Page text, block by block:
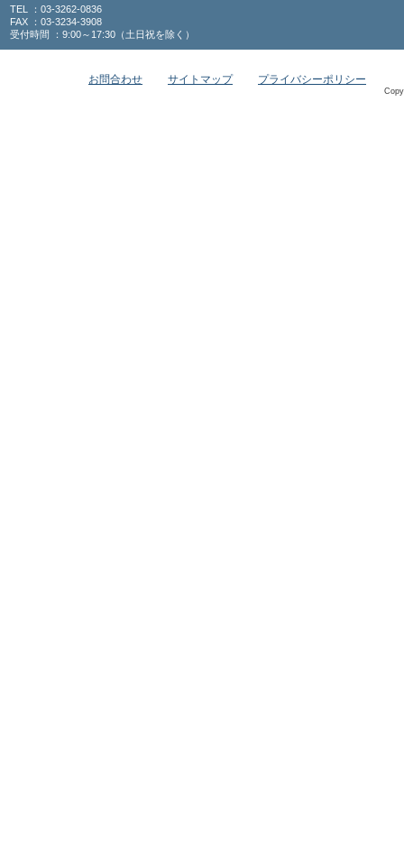
TEL ：03-3262-0836
FAX ：03-3234-3908
受付時間 ：9:00～17:30（土日祝を除く）
お問合わせ サイトマップ プライバシーポリシー